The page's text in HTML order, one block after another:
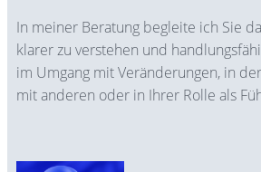
In meiner Beratung begleite ich Sie
klarer zu verstehen und
im Umgang mit Veränderungen, in
mit anderen oder in Ihrer Rolle als